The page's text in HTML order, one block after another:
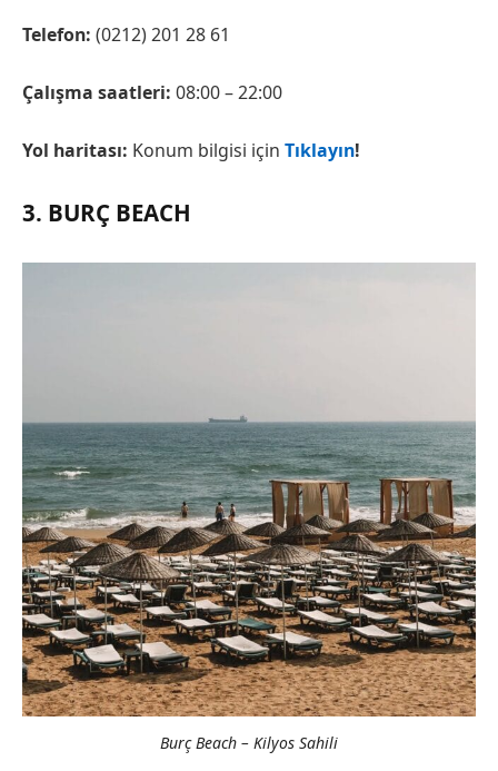
Telefon: (0212) 201 28 61
Çalışma saatleri: 08:00 – 22:00
Yol haritası: Konum bilgisi için Tıklayın!
3. BURÇ BEACH
Burç Beach – Kilyos Sahili